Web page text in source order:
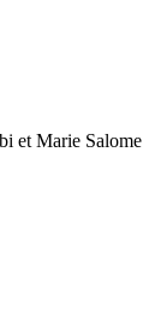
et Marie Salome